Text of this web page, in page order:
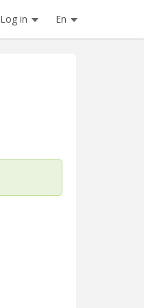
Log in En